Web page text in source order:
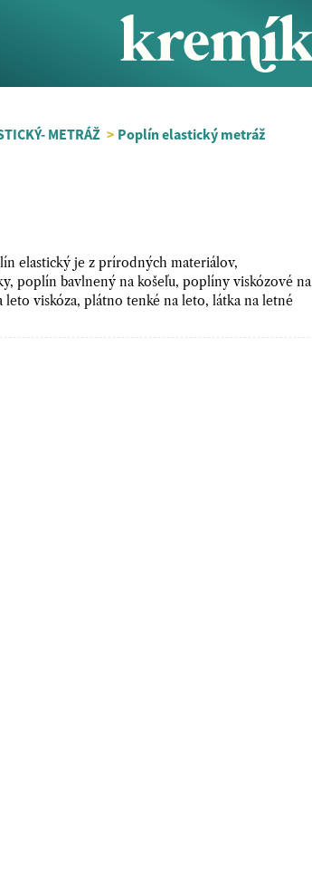
METRÁŽ > Poplín elastický metráž
elastický je z prírodných materiálov,
poplín bavlnený na košeľu, poplíny viskózové na
leto viskóza, plátno tenké na leto, látka na letné